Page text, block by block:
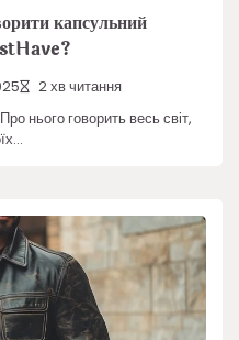
капсульний
2 хв читання
нього говорить весь світ,